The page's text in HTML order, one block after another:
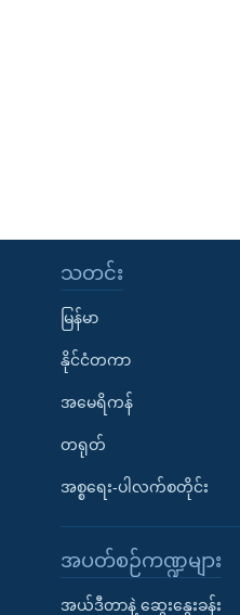
သတင်း
မြန်မာ
နိုင်ငံတကာ
အမေရိကန်
တရုတ်
အစ္စရေး-ပါလက်စတိုင်း
အပတ်စဉ်ကဏ္ဍများ
အယ်ဒီတာနဲ့ ဆွေးနွေးခန်း